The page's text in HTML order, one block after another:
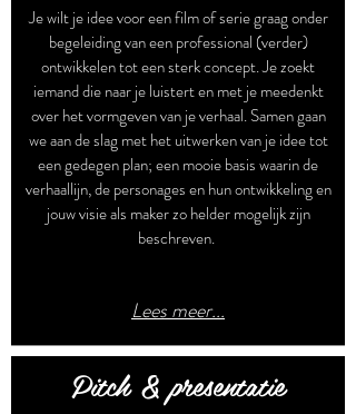
Je wilt je idee voor een film of serie graag onder
begeleiding van een professional (verder)
ontwikkelen tot een sterk concept. Je zoekt
iemand die naar je luistert en met je meedenkt
over het vormgeven van je verhaal. Samen gaan
we aan de slag met het uitwerken van je idee tot
een gedegen plan; een mooie basis waarin de
verhaallijn, de personages en hun ontwikkeling en
jouw visie als maker zo helder mogelijk zijn
beschreven.
Lees meer...
Pitch & presentatie